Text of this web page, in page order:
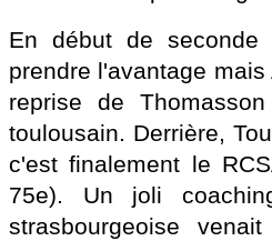
En début de seconde
prendre l'avantage
reprise de
toulousain. Derrière,
c'est finalement le
75e). Un joli
strasbourgeoise